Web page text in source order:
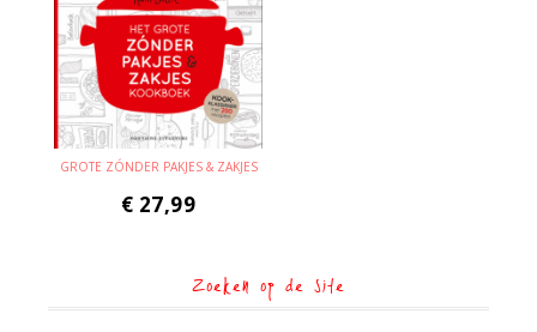
GROTE ZÓNDER PAKJES & ZAKJES
€ 27,99
Zoeken op de site